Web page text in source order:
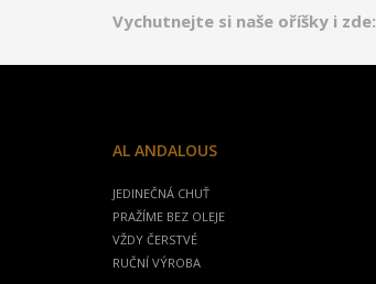
Vychutnejte si naše oříšky i zde:
AL ANDALOUS
JEDINEČNÁ CHUŤ
PRAŽÍME BEZ OLEJE
VŽDY ČERSTVÉ
RUČNÍ VÝROBA